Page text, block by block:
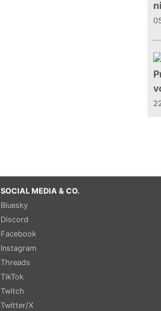
SOCIAL MEDIA & CO.
Bluesky
Discord
Facebook
Instagram
Threads
TikTok
Twitch
Twitter/X